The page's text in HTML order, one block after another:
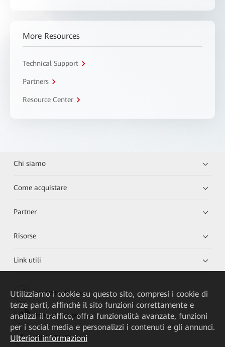
More Resources
Technical Support
Partners
Resource Center
Chi siamo
Come acquistare
Partner
Risorse
Link utili
HUAWEI eKit App
Huawei HiKnow App
HUAWEI eFly App
Utilizziamo i cookie su questo sito, compresi i cookie di
terze parti, affinché il sito funzioni correttamente e
analizzi il traffico, offra funzionalità avanzate, funzioni
per i social media e personalizzi i contenuti e gli annunci.
Ulteriori informazioni